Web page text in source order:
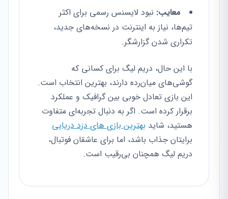
معایب: نبود لایسنس رسمی برای اکثر
تیم‌ها، نیاز به اینترنت در نسخه‌های جدید،
تکراری شدن گزارشگر.
با این حال، دریم لیگ برای کسانی که
گوشی‌های میان‌رده دارند، بهترین انتخاب است.
این بازی تعادل خوبی بین گرافیک و عملکرد
برقرار کرده است. اگر به دنبال تجربه‌ای متفاوت
هستید، شاید بهترین بازی های دزد دریایی
برایتان جذاب باشد، اما برای عاشقان فوتبال،
دریم لیگ همچنان بی‌رقیب است.